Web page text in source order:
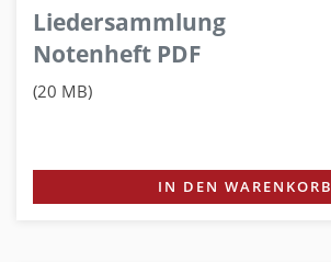
Liedersammlung
Notenheft PDF
(20 MB)
IN DEN WARENKORB